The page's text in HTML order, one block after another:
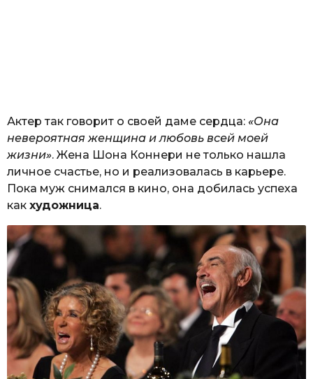
Актер так говорит о своей даме сердца: «Она
невероятная женщина и любовь всей моей
жизни». Жена Шона Коннери не только нашла
личное счастье, но и реализовалась в карьере.
Пока муж снимался в кино, она добилась успеха
как художница.